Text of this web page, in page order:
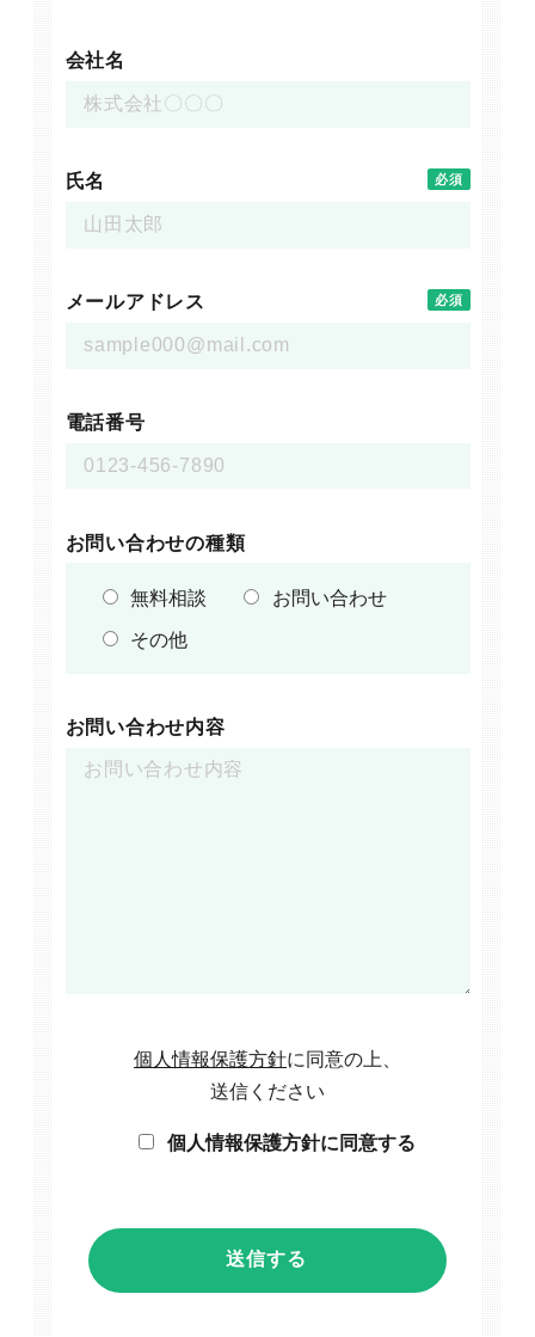
会社名
氏名 必須
メールアドレス 必須
電話番号
お問い合わせの種類
無料相談
お問い合わせ
その他
お問い合わせ内容
個人情報保護方針に同意の上、
送信ください
個人情報保護方針に同意する